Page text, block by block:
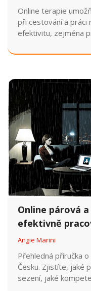
Online terapie
při cestování a práci
efektivitu, zejména
terapeuta.
Online párová
efektivně
Angie Marini
Přehledná příručka
Česku. Zjistíte, jaké
sezení, jaké